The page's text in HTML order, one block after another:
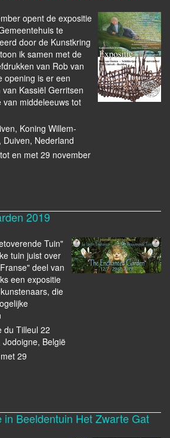
opent de expositie
te
door de Kunstkring
ik samen met de
van Rob van
opening is er een
Kassiël Gerritsen
middeleeuws tot
Koning Willem-
Nederland
en met 29 november
2019
Tuin"
tuin juist over
deel van
een expositie
die
du Tilleul 22
België
29
in Beeldentuin Het Zwarte Gat